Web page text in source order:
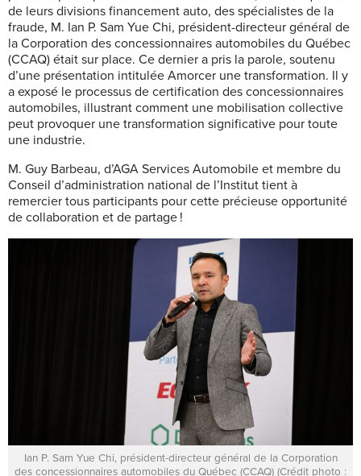
de leurs divisions financement auto, des spécialistes de la
fraude, M. Ian P. Sam Yue Chi, président-directeur général de
la Corporation des concessionnaires automobiles du Québec
(CCAQ) était sur place. Ce dernier a pris la parole, soutenu
d’une présentation intitulée Amorcer une transformation. Il y
a exposé le processus de certification des concessionnaires
automobiles, illustrant comment une mobilisation collective
peut provoquer une transformation significative pour toute
une industrie.
M. Guy Barbeau, d’AGA Services Automobile et membre du
Conseil d’administration national de l’Institut tient à
remercier tous participants pour cette précieuse opportunité
de collaboration et de partage !
Ian P. Sam Yue Chi, président-directeur général de la Corporation
des concessionnaires automobiles du Québec (CCAQ) (Crédit photo :